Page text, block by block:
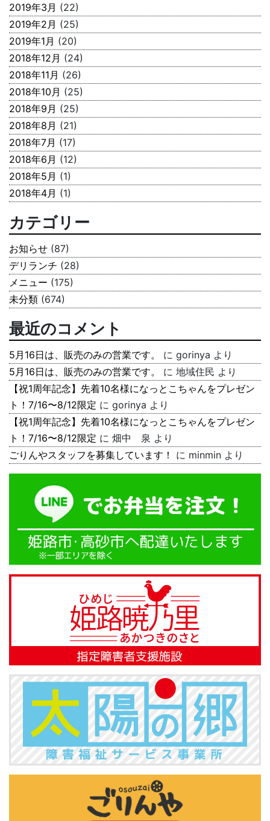
2019年3月 (22)
2019年2月 (25)
2019年1月 (20)
2018年12月 (24)
2018年11月 (26)
2018年10月 (25)
2018年9月 (25)
2018年8月 (21)
2018年7月 (17)
2018年6月 (12)
2018年5月 (1)
2018年4月 (1)
カテゴリー
お知らせ (87)
デリランチ (28)
メニュー (175)
未分類 (674)
最近のコメント
5月16日は、販売のみの営業です。 に gorinya より
5月16日は、販売のみの営業です。
に 地域住民 より
【祝1周年記念】先着10名様になっとこちゃんをプレゼン
ト！7/16〜8/12限定 に gorinya より
【祝1周年記念】先着10名様になっとこちゃんをプレゼン
ト！7/16〜8/12限定 に 畑中 泉 より
ごりんやスタッフを募集しています！
に minmin より